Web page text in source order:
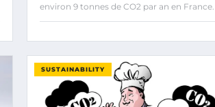
environ 9 tonnes de CO2 par an en France.
SUSTAINABILITY